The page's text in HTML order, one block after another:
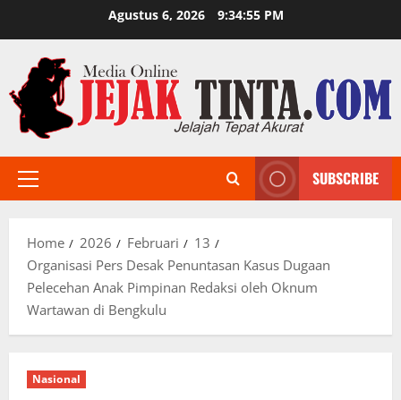
to
content
Agustus 6, 2026 9:34:56 PM
Primary
SUBSCRIBE
Home 2026 Februari
13
Organisasi Pers Desak Penuntasan Kasus Dugaan
Pelecehan Anak Pimpinan Redaksi oleh Oknum
Wartawan di Bengkulu
Nasional